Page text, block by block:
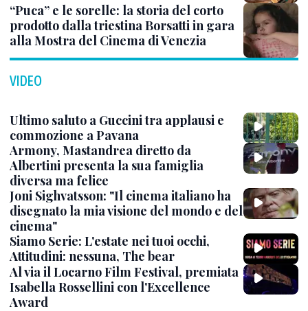
“Puca” e le sorelle: la storia del corto
prodotto dalla triestina Borsatti in gara
alla Mostra del Cinema di Venezia
VIDEO
Ultimo saluto a Guccini tra applausi e
commozione a Pavana
Armony, Mastandrea diretto da
Albertini presenta la sua famiglia
diversa ma felice
Joni Sighvatsson: "Il cinema italiano ha
disegnato la mia visione del mondo e del
cinema"
Siamo Serie: L'estate nei tuoi occhi,
Attitudini: nessuna, The bear
Al via il Locarno Film Festival, premiata
Isabella Rossellini con l'Excellence
Award